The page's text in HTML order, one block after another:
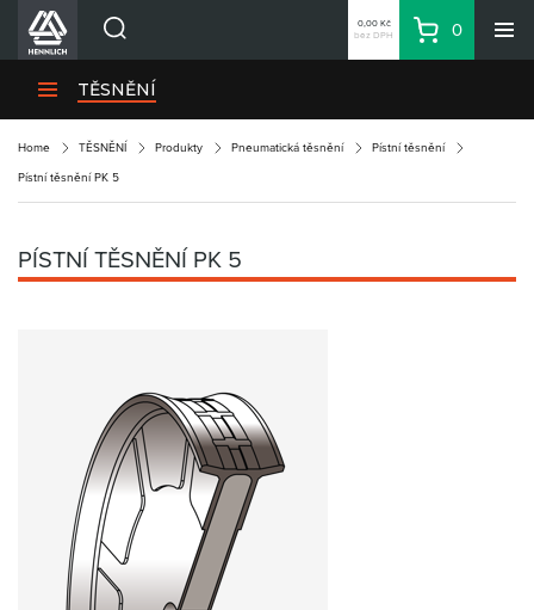
Divize HENNLICH
Blog
Kariéra
O firmě
Přihlásit se
Nákupní seznam
Partner Zone
0,00 Kč
bez DPH
Košík
0
TĚSNĚNÍ
Home TĚSNĚNÍ Produkty Pneumatická těsnění Pístní těsnění
Pístní těsnění PK 5
PÍSTNÍ TĚSNĚNÍ PK 5